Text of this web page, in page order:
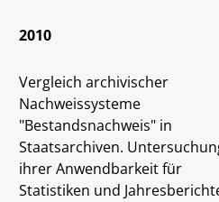
2010
Vergleich archivischer
Nachweissysteme
"Bestandsnachweis" in
Staatsarchiven.
ihrer Anwendbarkeit für
Statistiken und